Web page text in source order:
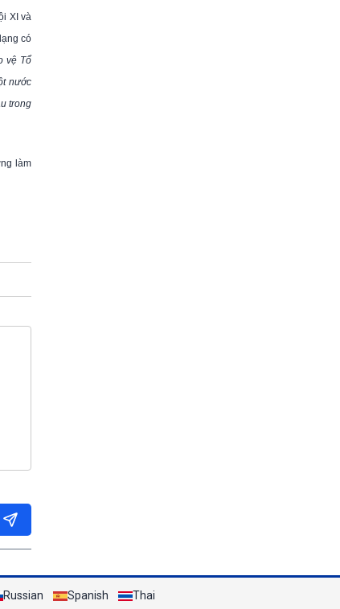
XI và
có
vệ Tổ
nước
trong
làm
Russian Spanish Thai